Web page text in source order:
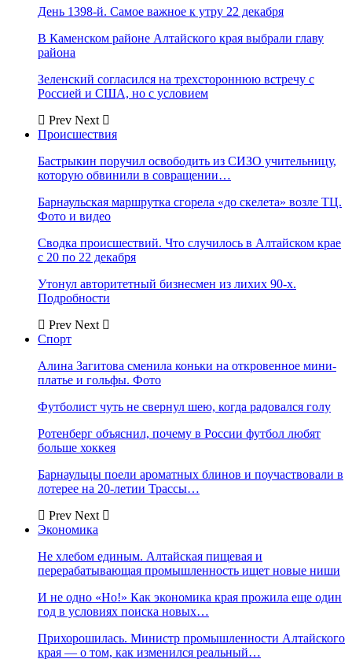
День 1398-й. Самое важное к утру 22 декабря
В Каменском районе Алтайского края выбрали главу
района
Зеленский согласился на трехстороннюю встречу с
Россией и США, но с условием
Prev Next
Происшествия
Бастрыкин поручил освободить из СИЗО учительницу,
которую обвинили в совращении…
Барнаульская маршрутка сгорела «до скелета» возле ТЦ.
Фото и видео
Сводка происшествий. Что случилось в Алтайском крае
с 20 по 22 декабря
Утонул авторитетный бизнесмен из лихих 90-х.
Подробности
Prev Next
Спорт
Алина Загитова сменила коньки на откровенное мини-
платье и гольфы. Фото
Футболист чуть не свернул шею, когда радовался голу
Ротенберг объяснил, почему в России футбол любят
больше хоккея
Барнаульцы поели ароматных блинов и поучаствовали в
лотерее на 20-летии Трассы…
Prev Next
Экономика
Не хлебом единым. Алтайская пищевая и
перерабатывающая промышленность ищет новые ниши
И не одно «Но!» Как экономика края прожила еще один
год в условиях поиска новых…
Прихорошилась. Министр промышленности Алтайского
края — о том, как изменился реальный…